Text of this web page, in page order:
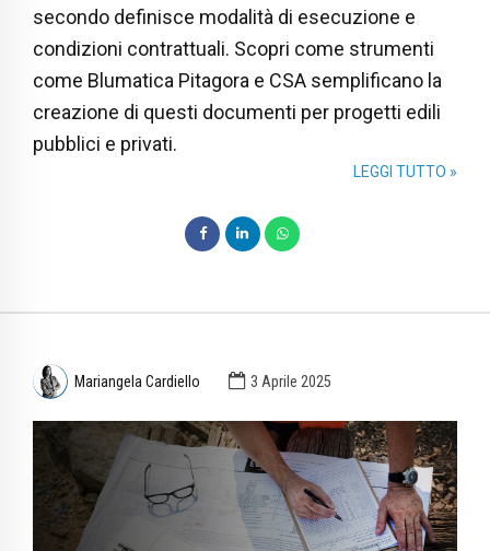
secondo definisce modalità di esecuzione e
condizioni contrattuali. Scopri come strumenti
come Blumatica Pitagora e CSA semplificano la
creazione di questi documenti per progetti edili
pubblici e privati.
LEGGI TUTTO »
Mariangela Cardiello 3 Aprile 2025